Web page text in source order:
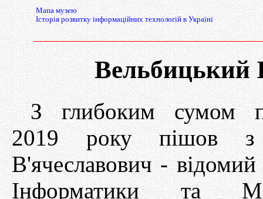
Мапа музею
Історія розвитку інформаційних технологій в Україні
Вельбицький
З глибоким сумом
2019 року пішов з
В'ячеславович - відомий
Інформатики та